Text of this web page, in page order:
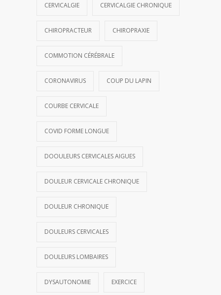
CERVICALGIE CERVICALGIE CHRONIQUE
CHIROPRACTEUR CHIROPRAXIE
COMMOTION CÉRÉBRALE
CORONAVIRUS COUP DU LAPIN
COURBE CERVICALE
COVID FORME LONGUE
DOOULEURS CERVICALES AIGUES
DOULEUR CERVICALE CHRONIQUE
DOULEUR CHRONIQUE
DOULEURS CERVICALES
DOULEURS LOMBAIRES
DYSAUTONOMIE EXERCICE